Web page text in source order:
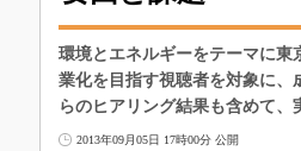
環境とエネルギーをテーマに東
業化を目指す視聴者を対象に、
らのヒアリング結果も含めて、
2013年09月05日 17時00分 公開